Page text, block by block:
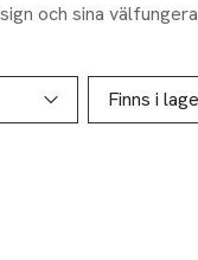
och sina
Finns i